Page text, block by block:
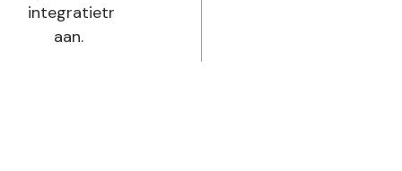
integratietraject
aan.